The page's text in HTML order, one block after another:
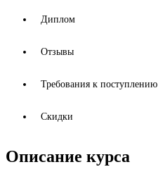
Диплом
Отзывы
Требования к поступлению
Скидки
Описание курса